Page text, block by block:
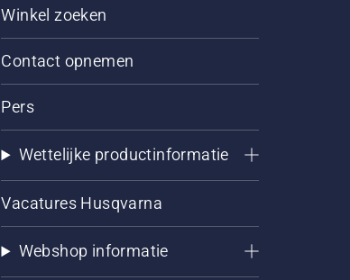
Winkel zoeken
Contact opnemen
Pers
Wettelijke productinformatie
Vacatures Husqvarna
Webshop informatie